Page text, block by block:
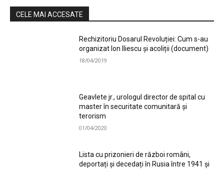
CELE MAI ACCESATE
Rechizitoriu Dosarul Revoluției: Cum s-au
organizat Ion Iliescu și acoliții (document)
18/04/2019
Geavlete jr., urologul director de spital cu
master în securitate comunitară și
terorism
01/04/2020
Lista cu prizonieri de război români,
deportați și decedați în Rusia între 1941 și